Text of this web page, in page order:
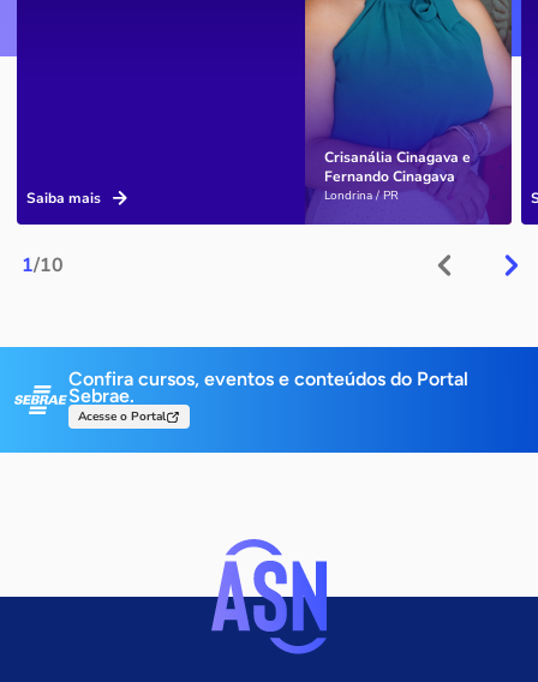
1/10
Crisanália Cinagava e
Fernando Cinagava
Londrina / PR
Saiba mais
Confira cursos, eventos e conteúdos do Portal
Sebrae.
Acesse o Portal